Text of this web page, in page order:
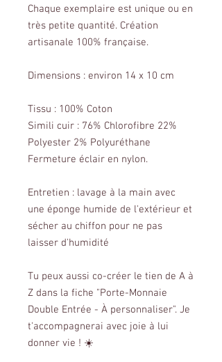
Chaque exemplaire est unique ou en
très petite quantité. Création
artisanale 100% française.
Dimensions : environ 14 x 10 cm
Tissu : 100% Coton
Simili cuir : 76% Chlorofibre 22%
Polyester 2% Polyuréthane
Fermeture éclair en nylon.
Entretien : lavage à la main avec
une éponge humide de l'extérieur et
sécher au chiffon pour ne pas
laisser d'humidité
Tu peux aussi co-créer le tien de A à
Z dans la fiche "Porte-Monnaie
Double Entrée - À personnaliser". Je
t'accompagnerai avec joie à lui
donner vie ! ☀️